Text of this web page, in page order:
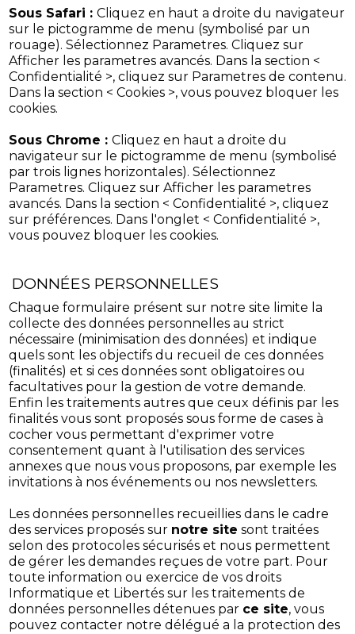
Sous Safari : Cliquez en haut a droite du navigateur
sur le pictogramme de menu (symbolisé par un
rouage). Sélectionnez Parametres. Cliquez sur
Afficher les parametres avancés. Dans la section <
Confidentialité >, cliquez sur Parametres de contenu.
Dans la section < Cookies >, vous pouvez bloquer les
cookies.
Sous Chrome : Cliquez en haut a droite du
navigateur sur le pictogramme de menu (symbolisé
par trois lignes horizontales). Sélectionnez
Parametres. Cliquez sur Afficher les parametres
avancés. Dans la section < Confidentialité >, cliquez
sur préférences. Dans l'onglet < Confidentialité >,
vous pouvez bloquer les cookies.
DONNÉES PERSONNELLES
Chaque formulaire présent sur notre site limite la
collecte des données personnelles au strict
nécessaire (minimisation des données) et indique
quels sont les objectifs du recueil de ces données
(finalités) et si ces données sont obligatoires ou
facultatives pour la gestion de votre demande.
Enfin les traitements autres que ceux définis par les
finalités vous sont proposés sous forme de cases à
cocher vous permettant d'exprimer votre
consentement quant à l'utilisation des services
annexes que nous vous proposons, par exemple les
invitations à nos événements ou nos newsletters.
Les données personnelles recueillies dans le cadre
des services proposés sur notre site sont traitées
selon des protocoles sécurisés et nous permettent
de gérer les demandes reçues de votre part. Pour
toute information ou exercice de vos droits
Informatique et Libertés sur les traitements de
données personnelles détenues par ce site, vous
pouvez contacter notre délégué a la protection des